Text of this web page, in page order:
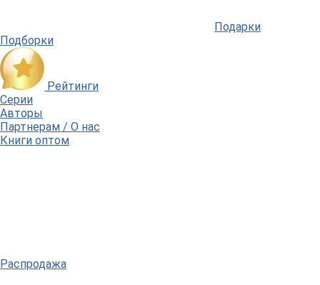
Подарки
Подборки
Рейтинги
Серии
Авторы
Партнерам / О нас
Книги оптом
Распродажа